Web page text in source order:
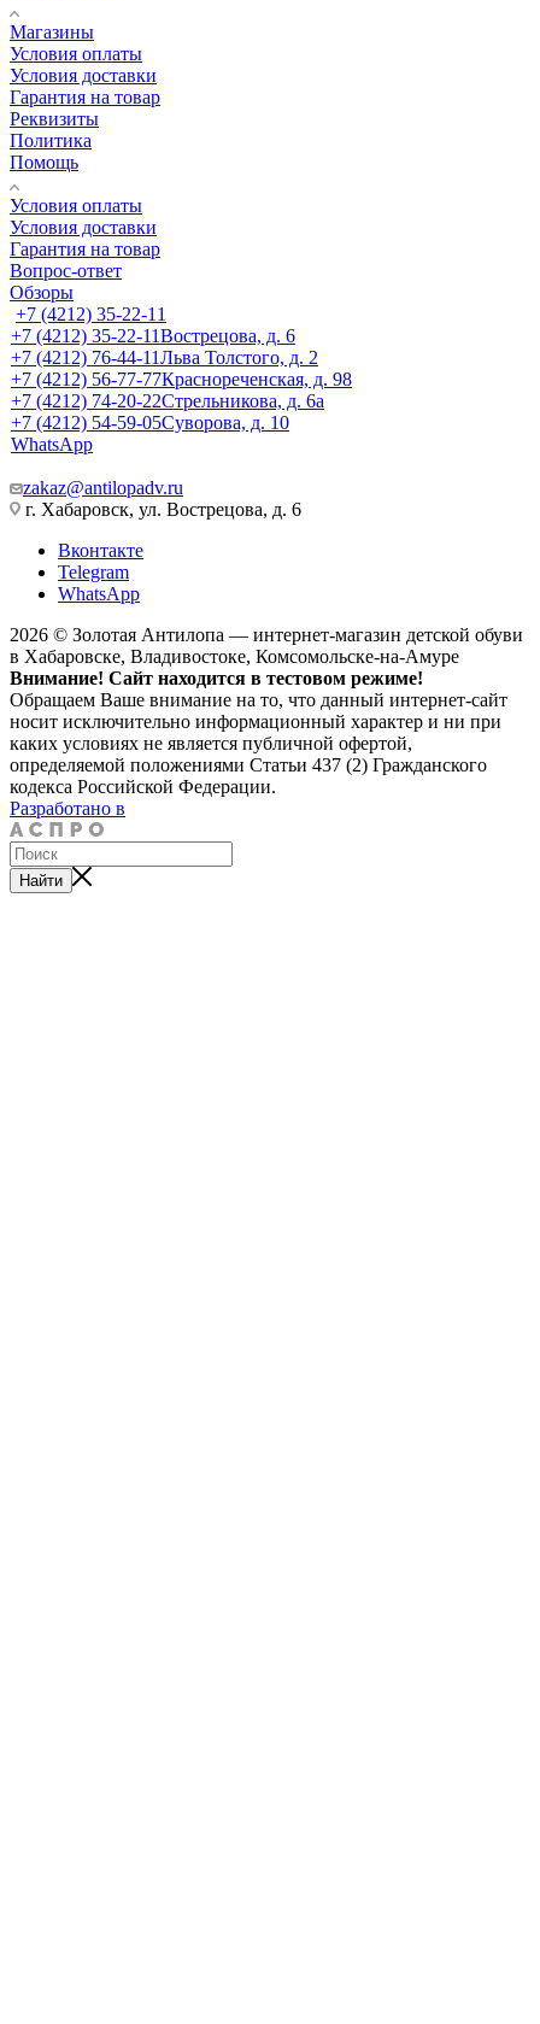
Магазины
Условия оплаты
Условия доставки
Гарантия на товар
Реквизиты
Политика
Помощь
Условия оплаты
Условия доставки
Гарантия на товар
Вопрос-ответ
Обзоры
+7 (4212) 35-22-11
+7 (4212) 35-22-11Вострецова, д. 6
+7 (4212) 76-44-11Льва Толстого, д. 2
+7 (4212) 56-77-77Краснореченская, д. 98
+7 (4212) 74-20-22Стрельникова, д. 6а
+7 (4212) 54-59-05Суворова, д. 10
WhatsApp
zakaz@antilopadv.ru
г. Хабаровск, ул. Вострецова, д. 6
Вконтакте
Telegram
WhatsApp
2026 © Золотая Антилопа — интернет-магазин детской обуви
в Хабаровске, Владивостоке, Комсомольске-на-Амуре
Внимание! Сайт находится в тестовом режиме!
Обращаем Ваше внимание на то, что данный интернет-сайт
носит исключительно информационный характер и ни при
каких условиях не является публичной офертой,
определяемой положениями Статьи 437 (2) Гражданского
кодекса Российской Федерации.
Разработано в
Найти